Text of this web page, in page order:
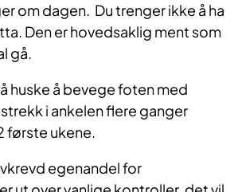
om dagen. Du trenger ikke å ha
Den er hovedsaklig ment som
gå.
huske å bevege foten med
i ankelen flere ganger
første ukene.
egenandel for